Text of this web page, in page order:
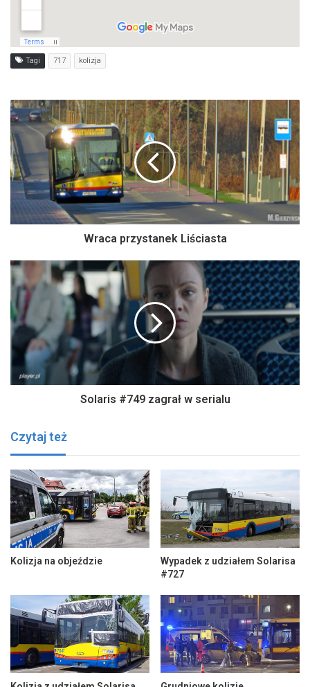
Tagi 717 kolizja
Wraca przystanek Liściasta
Solaris #749 zagrał w serialu
Czytaj też
Kolizja na objeździe
Wypadek z udziałem Solarisa
#727